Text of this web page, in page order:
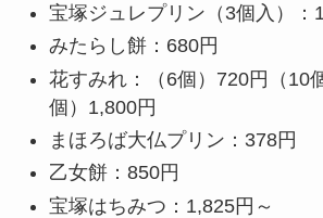
宝塚ジュレプリン（3個入）：
みたらし餅：680円
花すみれ：（6個）720円（10
個）1,800円
まほろば大仏プリン：378円
乙女餅：850円
宝塚はちみつ：1,825円～